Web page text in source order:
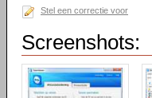
Stel een correctie voor
Screenshots: